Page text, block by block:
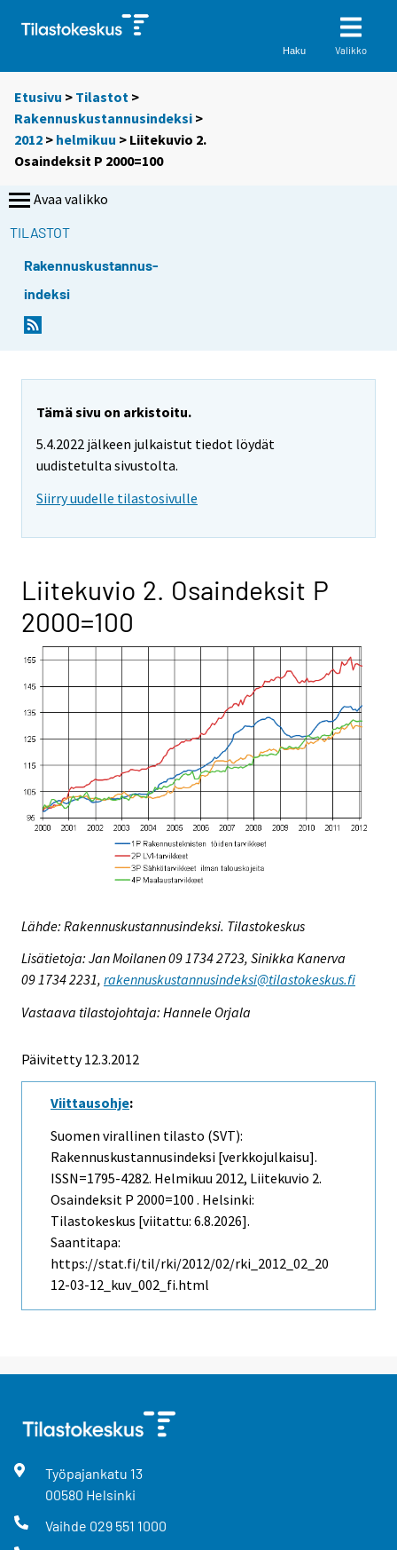
Haku Valikko
Etusivu > Tilastot >
Rakennuskustannusindeksi >
2012 > helmikuu > Liitekuvio 2.
Osaindeksit P 2000=100
Avaa valikko
TILASTOT
Rakennuskustannus-
indeksi
Tämä sivu on arkistoitu.
5.4.2022 jälkeen julkaistut tiedot löydät
uudistetulta sivustolta.
Siirry uudelle tilastosivulle
Liitekuvio 2. Osaindeksit P
2000=100
Lähde: Rakennuskustannusindeksi. Tilastokeskus
Lisätietoja: Jan Moilanen 09 1734 2723, Sinikka Kanerva
09 1734 2231, rakennuskustannusindeksi@tilastokeskus.fi
Vastaava tilastojohtaja: Hannele Orjala
Päivitetty 12.3.2012
Viittausohje:
Suomen virallinen tilasto (SVT):
Rakennuskustannusindeksi [verkkojulkaisu].
ISSN=1795-4282. Helmikuu 2012, Liitekuvio 2.
Osaindeksit P 2000=100 . Helsinki:
Tilastokeskus [viitattu: 6.8.2026].
Saantitapa:
https://stat.fi/til/rki/2012/02/rki_2012_02_20
12-03-12_kuv_002_fi.html
Työpajankatu 13
00580 Helsinki
Vaihde 029 551 1000